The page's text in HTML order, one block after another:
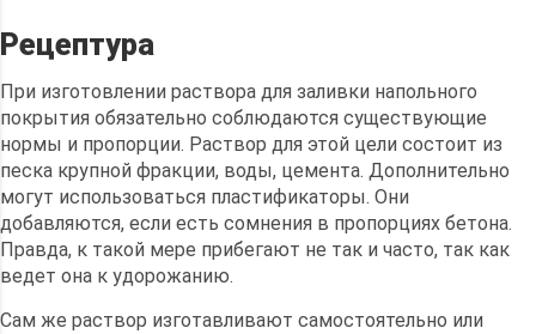
Рецептура
При изготовлении раствора для заливки напольного
покрытия обязательно соблюдаются существующие
нормы и пропорции. Раствор для этой цели состоит из
песка крупной фракции, воды, цемента. Дополнительно
могут использоваться пластификаторы. Они
добавляются, если есть сомнения в пропорциях бетона.
Правда, к такой мере прибегают не так и часто, так как
ведет она к удорожанию.
Сам же раствор изготавливают самостоятельно или